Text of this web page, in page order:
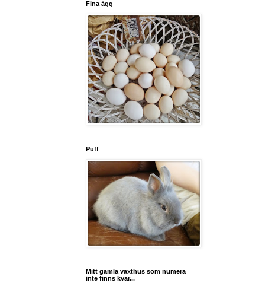
Fina ägg
Puff
Mitt gamla växthus som numera
inte finns kvar...